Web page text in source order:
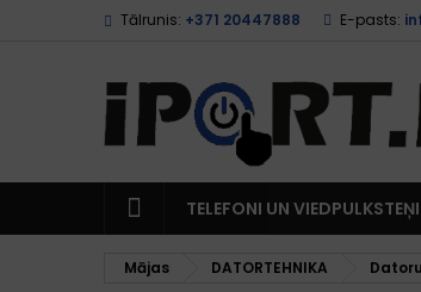
Tālrunis: +371 20447888 E-pasts:
TELEFONI UN VIEDPULKSTEŅI
Mājas DATORTEHNIKA